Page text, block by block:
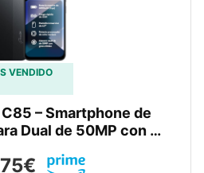
VENDIDO
– Smartphone de
Dual de 50MP con …